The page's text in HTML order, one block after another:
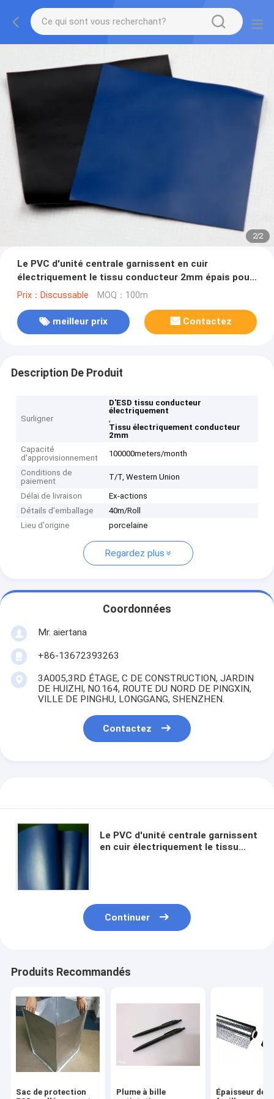
2/2
Le PVC d'unité centrale garnissent en cuir
électriquement le tissu conducteur 2mm épais pour
la couverture de chaise d'ESD
Prix：Discussable MOQ：100m
meilleur prix Contactez
Description De Produit
Surligner
D'ESD tissu conducteur
électriquement
,
Tissu électriquement conducteur
2mm
Capacité
d'approvisionnement
100000meters/month
Conditions de
paiement
T/T, Western Union
Délai de livraison
Ex-actions
Détails d'emballage
40m/Roll
Lieu d'origine
porcelaine
Regardez plus
Coordonnées
Mr. aiertana
+86-13672393263
3A005,3RD ÉTAGE, C DE CONSTRUCTION, JARDIN
DE HUIZHI, NO.164, ROUTE DU NORD DE PINGXIN,
VILLE DE PINGHU, LONGGANG, SHENZHEN.
Contactez
Le PVC d'unité centrale garnissent
en cuir électriquement le tissu
Continuer
Produits Recommandés
Sac de protection
Plume à bille
Épaisseur de